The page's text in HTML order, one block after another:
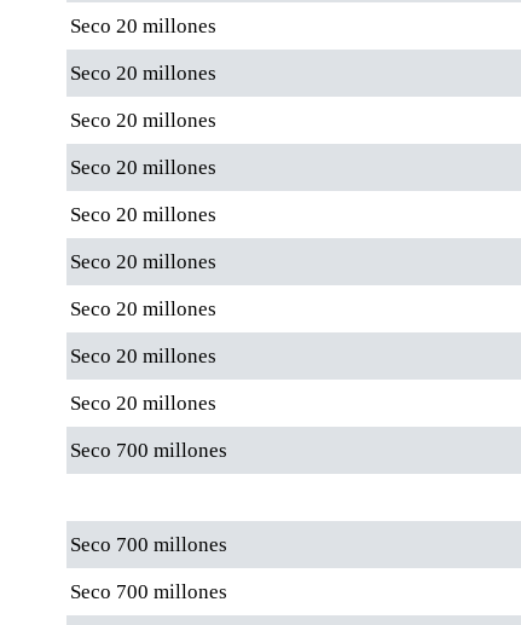
Seco 20 millones
Seco 20 millones
Seco 20 millones
Seco 20 millones
Seco 20 millones
Seco 20 millones
Seco 20 millones
Seco 20 millones
Seco 20 millones
Seco 700 millones
Seco 700 millones
Seco 700 millones